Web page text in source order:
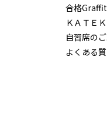
合格
ＫＡＴＥ
自習席の
よくある